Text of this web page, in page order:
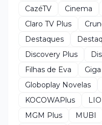
CazéTV
Cinema
Claro TV Plus
Destaques
Discovery Plus
Filhas de Eva
Globoplay Novelas
KOCOWAPlus
MGM Plus
MUBI